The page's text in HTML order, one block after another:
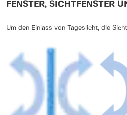
FENSTER, SICHTFENSTER
Um den Einlass von Tageslicht, die